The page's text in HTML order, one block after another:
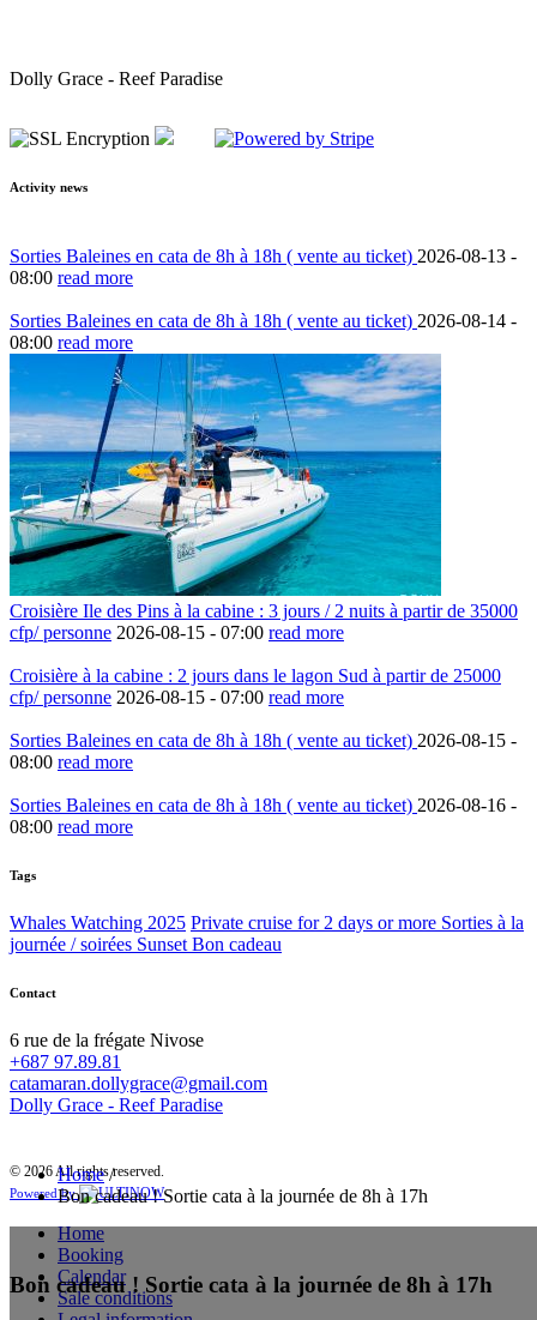
Home/
Bon cadeau ! Sortie cata à la journée de 8h à 17h
Bon cadeau ! Sortie cata à la journée de 8h à 17h
Dolly Grace - Reef Paradise
Activity news
Sorties Baleines en cata de 8h à 18h ( vente au ticket) 2026-08-13 -
08:00 read more
Sorties Baleines en cata de 8h à 18h ( vente au ticket) 2026-08-14 -
08:00 read more
Croisière Ile des Pins à la cabine : 3 jours / 2 nuits à partir de 35000
cfp/ personne 2026-08-15 - 07:00 read more
Croisière à la cabine : 2 jours dans le lagon Sud à partir de 25000
cfp/ personne 2026-08-15 - 07:00 read more
Sorties Baleines en cata de 8h à 18h ( vente au ticket) 2026-08-15 -
08:00 read more
Sorties Baleines en cata de 8h à 18h ( vente au ticket) 2026-08-16 -
08:00 read more
Tags
Whales Watching 2025 Private cruise for 2 days or more Sorties à la
journée / soirées Sunset Bon cadeau
Contact
6 rue de la frégate Nivose
+687 97.89.81
catamaran.dollygrace@gmail.com
Dolly Grace - Reef Paradise
© 2026 All rights reserved.
Powered by
Home
Booking
Calendar
Sale conditions